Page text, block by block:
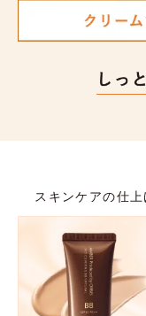
スキンケアの仕